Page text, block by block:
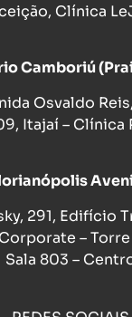
Clínica
Camboriú
Osvaldo
Itajaí – Clínica
291, Edifício
Corporate – Torre
Sala 803 –